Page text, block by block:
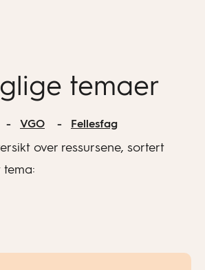
temaer
VGO Fellesfag
over ressursene, sortert